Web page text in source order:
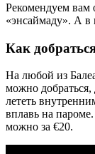
Рекомендуем вам
«энсаймаду». А в
Как
На любой из
можно добраться,
лететь
вплавь на пароме.
можно за €20.